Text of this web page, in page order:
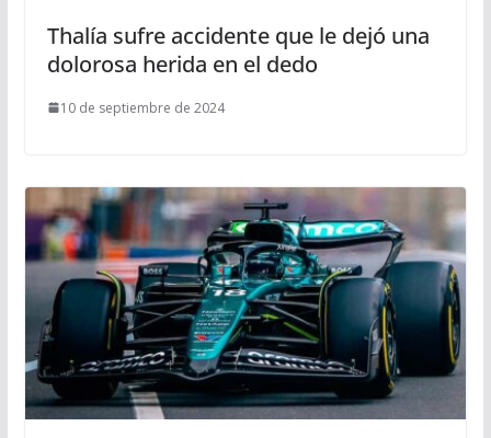
Thalía sufre accidente que le dejó una
dolorosa herida en el dedo
10 de septiembre de 2024